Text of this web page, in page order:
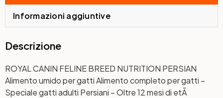
Informazioni aggiuntive
Descrizione
ROYAL CANIN FELINE BREED NUTRITION PERSIAN
Alimento umido per gatti Alimento completo per gatti –
Speciale gatti adulti Persiani – Oltre 12 mesi di etÃ